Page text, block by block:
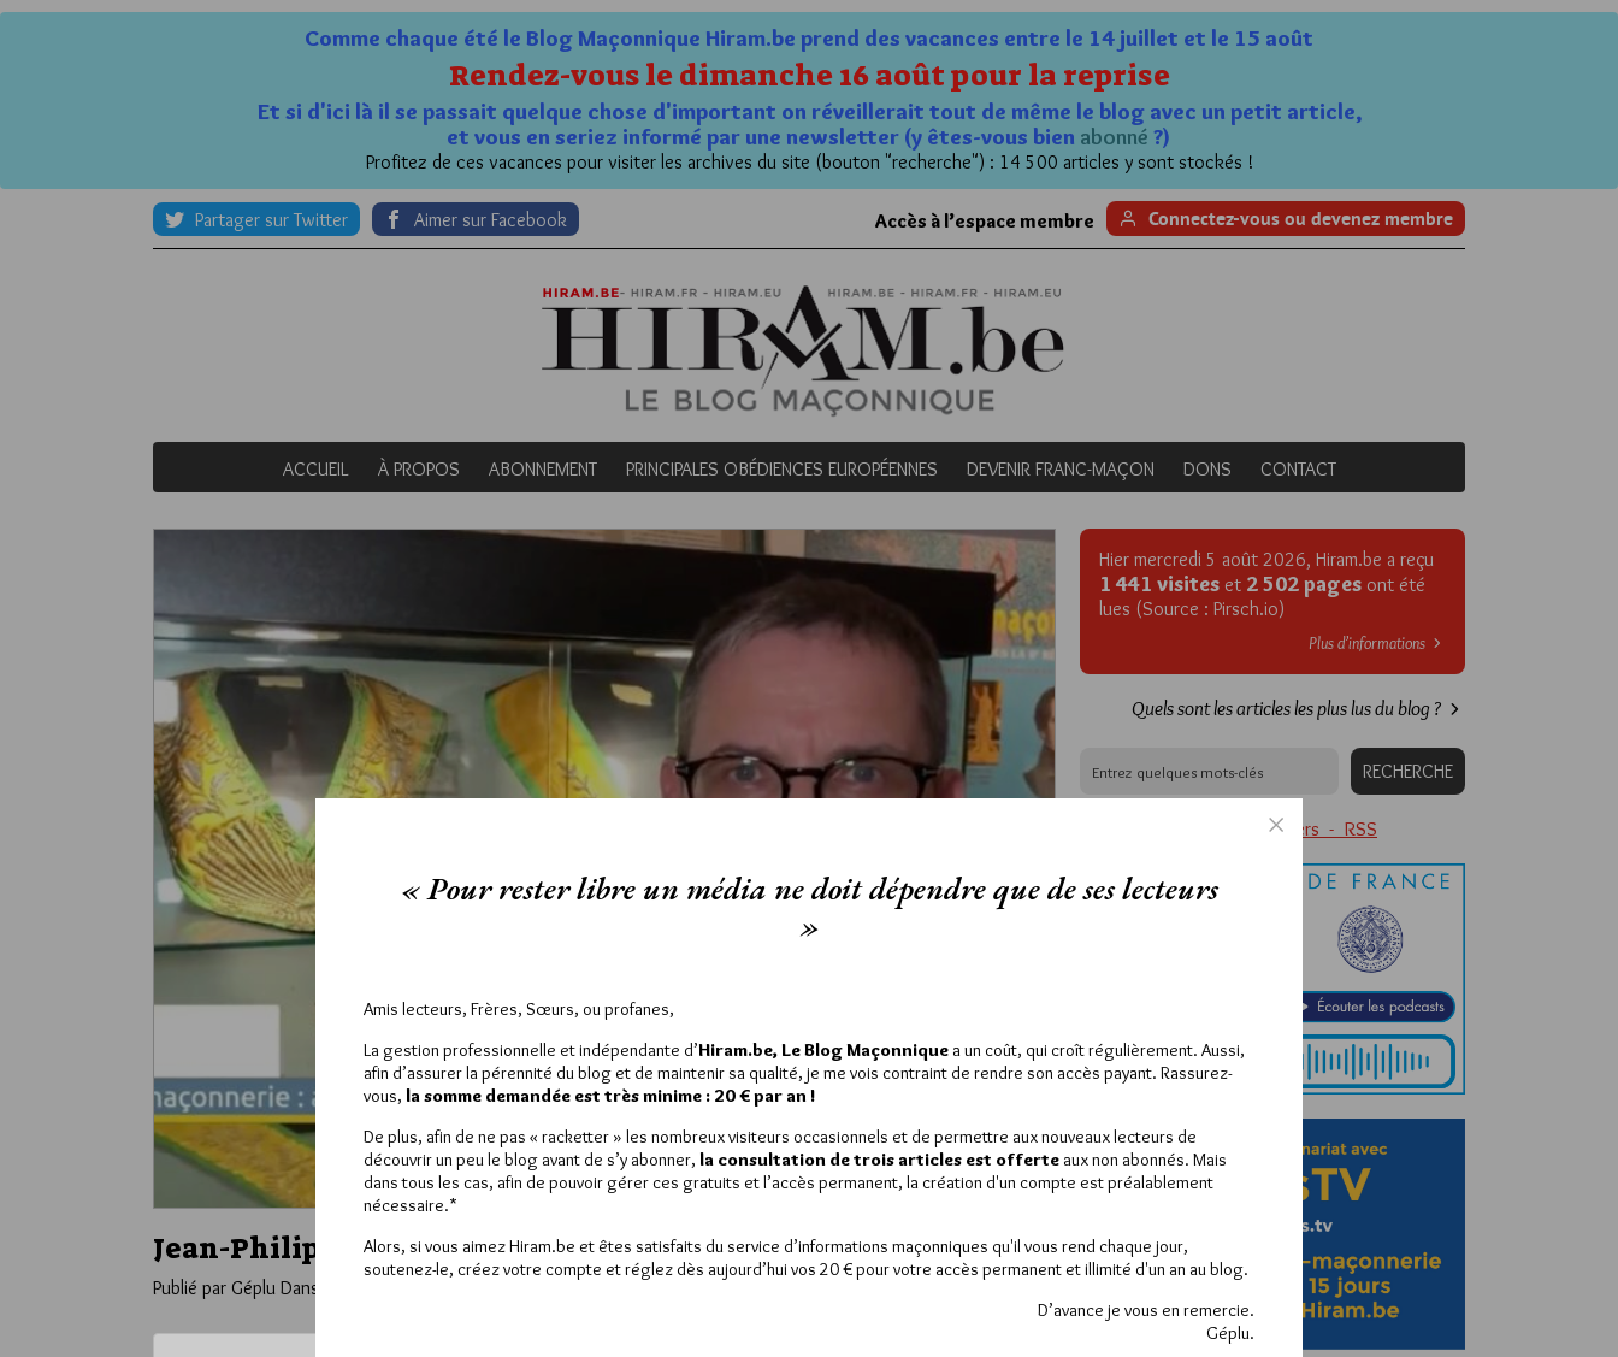
Comme chaque été le Blog Maçonnique Hiram.be prend des vacances entre le 14 juillet et le 15 août
Rendez-vous le dimanche 16 août pour la reprise
Et si d'ici là il se passait quelque chose d'important on réveillerait tout de même le blog avec un petit article,
et vous en seriez informé par une newsletter (y êtes-vous bien abonné ?)
Profitez de ces vacances pour visiter les archives du site (bouton "recherche") : 14 500 articles y sont stockés !
Partager sur Twitter Aimer sur Facebook Accès à l’espace membre Connectez-vous ou devenez membre
ACCUEIL À PROPOS ABONNEMENT PRINCIPALES OBÉDIENCES EUROPÉENNES DEVENIR FRANC-MAÇON DONS CONTACT
Jean-Philippe Hubsch dans la Caraïbe
Publié par Géplu Dans
Hier mercredi 5 août 2026, Hiram.be a reçu
1 441 visites et 2 502 pages ont été
lues (Source : Pirsch.io)
Plus d’informations
Quels sont les articles les plus lus du blog ?
Abonnement aux Newsletters - RSS
« Pour rester libre un média ne doit dépendre que de ses lecteurs
»
Amis lecteurs, Frères, Sœurs, ou profanes,
La gestion professionnelle et indépendante d’Hiram.be, Le Blog Maçonnique a un coût, qui croît régulièrement. Aussi,
afin d’assurer la pérennité du blog et de maintenir sa qualité, je me vois contraint de rendre son accès payant. Rassurez-
vous, la somme demandée est très minime : 20 € par an !
De plus, afin de ne pas « racketter » les nombreux visiteurs occasionnels et de permettre aux nouveaux lecteurs de
découvrir un peu le blog avant de s’y abonner, la consultation de trois articles est offerte aux non abonnés. Mais
dans tous les cas, afin de pouvoir gérer ces gratuits et l’accès permanent, la création d'un compte est préalablement
nécessaire.*
Alors, si vous aimez Hiram.be et êtes satisfaits du service d’informations maçonniques qu'il vous rend chaque jour,
soutenez-le, créez votre compte et réglez dès aujourd’hui vos 20 € pour votre accès permanent et illimité d'un an au blog.
D’avance je vous en remercie.
Géplu.